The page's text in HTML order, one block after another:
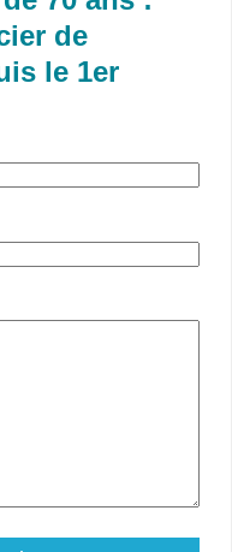
de
le 1er